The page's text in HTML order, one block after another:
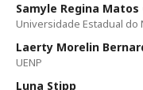
Samyle Regina Matos
Universidade Estadual do
Laerty Morelin
UENP
Luna Stipp